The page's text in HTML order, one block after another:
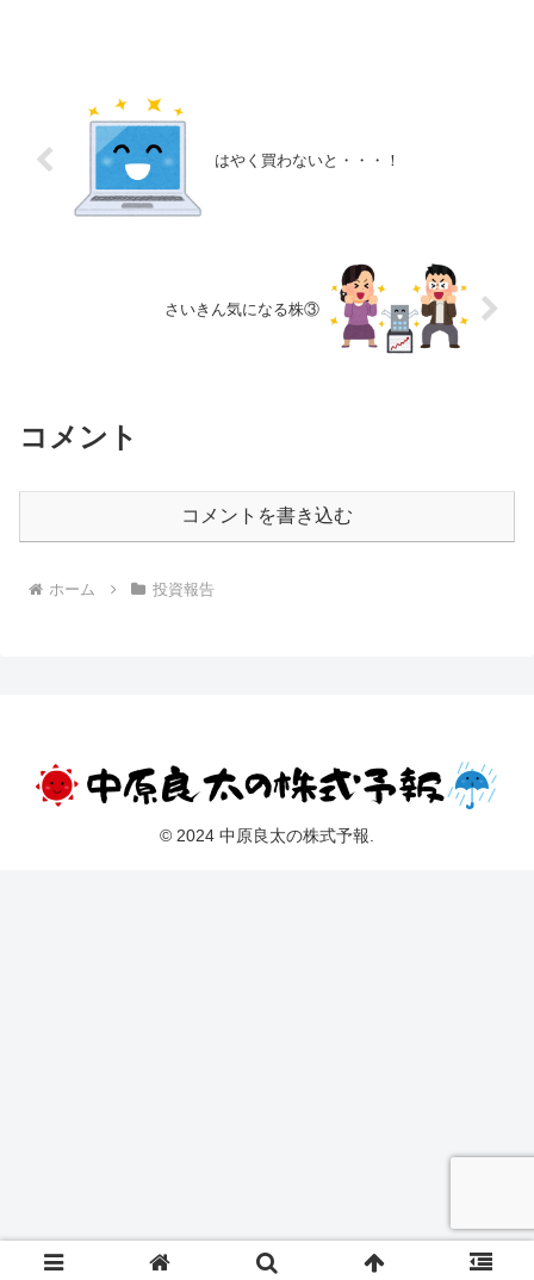
はやく買わないと・・・！
さいきん気になる株③
コメント
コメントを書き込む
ホーム 投資報告
© 2024 中原良太の株式予報.